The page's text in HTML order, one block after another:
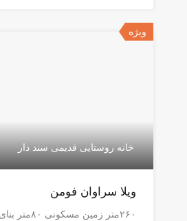
ویژه
خانه روستایی قدیمی سند دار
ویلا سراوان فومن
۲۶۰متر زمین مسکونی ۸۰متر بنای…